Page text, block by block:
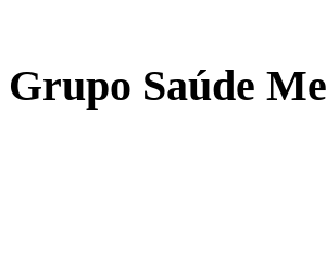
Grupo Saúde